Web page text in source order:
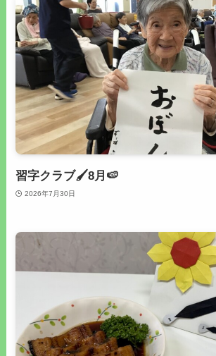
習字クラブ🖌8月🍉
2026年7月30日